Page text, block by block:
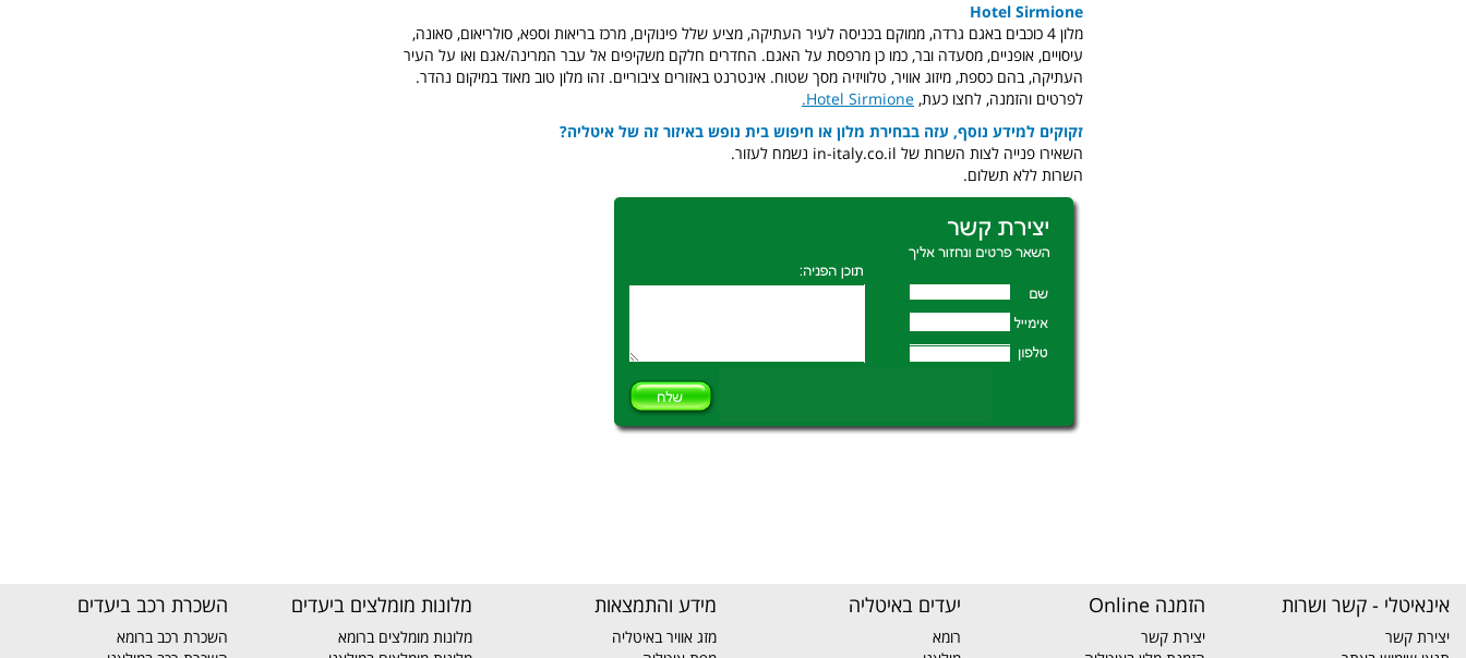
Hotel Sirmione
מלון 4 כוכבים באגם גרדה, ממוקם בכניסה לעיר העתיקה, מציע שלל פינוקים, מרכז בריאות וספא, סולריאום, סאונה,
עיסויים, אופניים, מסעדה ובר, כמו כן מרפסת על האגם. החדרים חלקם משקיפים אל עבר המרינה/אגם ואו על העיר
העתיקה, בהם כספת, מיזוג אוויר, טלוויזיה מסך שטוח. אינטרנט באזורים ציבוריים. זהו מלון טוב מאוד במיקום נהדר.
לפרטים והזמנה, לחצו כעת, Hotel Sirmione.
זקוקים למידע נוסף, עזה בבחירת מלון או חיפוש בית נופש באיזור זה של איטליה?
השאירו פנייה לצות השרות של in-italy.co.il נשמח לעזור.
השרות ללא תשלום.
אינאיטלי - קשר ושרות
יצירת קשר
הזמנה Online
יצירת קשר
יעדים באיטליה
רומא
מידע והתמצאות
מזג אוויר באיטליה
מלונות מומלצים ביעדים
מלונות מומלצים ברומא
השכרת רכב ביעדים
השכרת רכב ברומא